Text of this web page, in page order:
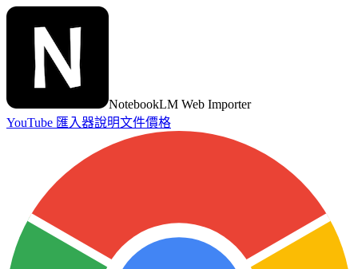
NotebookLM Web Importer
YouTube 匯入器說明文件價格